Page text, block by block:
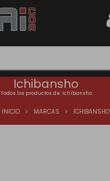
Ichibansho
Todos los productos de Ichibansho
INICIO MARCAS ICHIBANSHO